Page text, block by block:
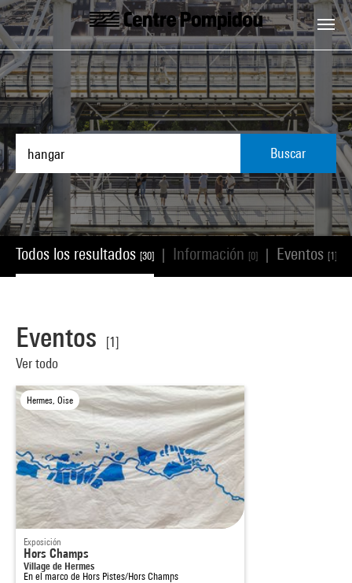
Skip to main content
Centre Pompidou
Buscar
Todos los resultados [30] Información [0] Eventos [1]
Eventos
[1]
Ver todo
Hermes, Oise
Exposición
Hors Champs
Village de Hermes
En el marco de Hors Pistes/Hors Champs